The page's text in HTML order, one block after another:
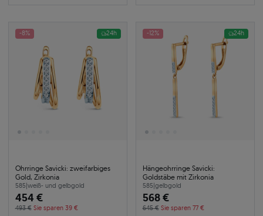
-8% 24h
Ohrringe Savicki: zweifarbiges
Gold, Zirkonia
585|weiß- und gelbgold
454 €
493 € Sie sparen 39 €
-12% 24h
Hängeohrringe Savicki:
Goldstäbe mit Zirkonia
585|gelbgold
568 €
645 € Sie sparen 77 €